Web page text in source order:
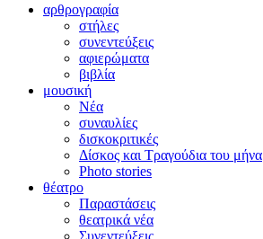
αρθρογραφία
στήλες
συνεντεύξεις
αφιερώματα
βιβλία
μουσική
Νέα
συναυλίες
δισκοκριτικές
Δίσκος και Τραγούδια του μήνα
Photo stories
θέατρο
Παραστάσεις
θεατρικά νέα
Συνεντεύξεις